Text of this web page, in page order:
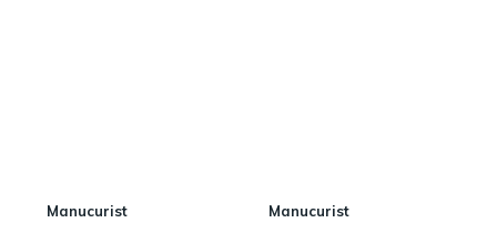
Manucurist Manucurist